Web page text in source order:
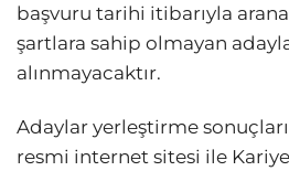
başvuru tarihi itibarıyla
şartlara sahip olmayan
alınmayacaktır.
Adaylar yerleştirme
resmi internet sitesi ile